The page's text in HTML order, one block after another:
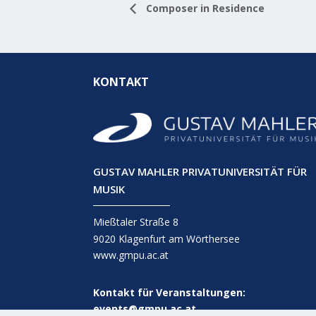
Composer in Residence
KONTAKT
GUSTAV MAHLER PRIVATUNIVERSITÄT FÜR
MUSIK
Mießtaler Straße 8
9020 Klagenfurt am Wörthersee
www.gmpu.ac.at
Kontakt für Veranstaltungen:
events@gmpu.ac.at